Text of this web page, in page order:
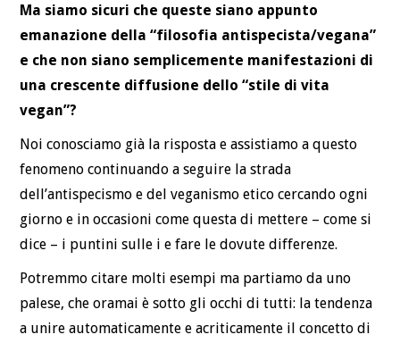
Ma siamo sicuri che queste siano appunto
emanazione della “filosofia antispecista/vegana”
e che non siano semplicemente manifestazioni di
una crescente diffusione dello “stile di vita
vegan”?
Noi conosciamo già la risposta e assistiamo a questo
fenomeno continuando a seguire la strada
dell’antispecismo e del veganismo etico cercando ogni
giorno e in occasioni come questa di mettere – come si
dice – i puntini sulle i e fare le dovute differenze.
Potremmo citare molti esempi ma partiamo da uno
palese, che oramai è sotto gli occhi di tutti: la tendenza
a unire automaticamente e acriticamente il concetto di